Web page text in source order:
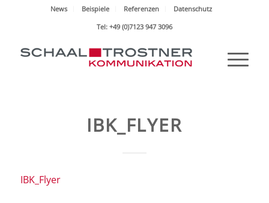
News Beispiele Referenzen
Datenschutz
Tel: +49 (0)7123 947 3096
IBK_FLYER
IBK_Flyer